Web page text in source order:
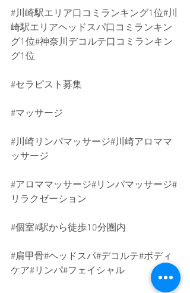
#川崎駅エリア口コミランキング1位#川
崎駅エリアヘッドスパ口コミランキン
グ1位#神奈川デコルテ口コミランキン
グ1位
#セラピスト募集
#マッサージ
#川崎リンパマッサージ#川崎アロママ
ッサージ
#アロママッサージ#リンパマッサージ#
リラクゼーション
#個室#駅から徒歩10分圏内
#肩甲骨#ヘッドスパ#デコルテ#ボディ
ケア#リンパ#フェイシャル